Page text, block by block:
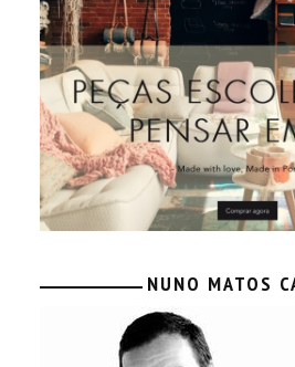
NUNO MATOS